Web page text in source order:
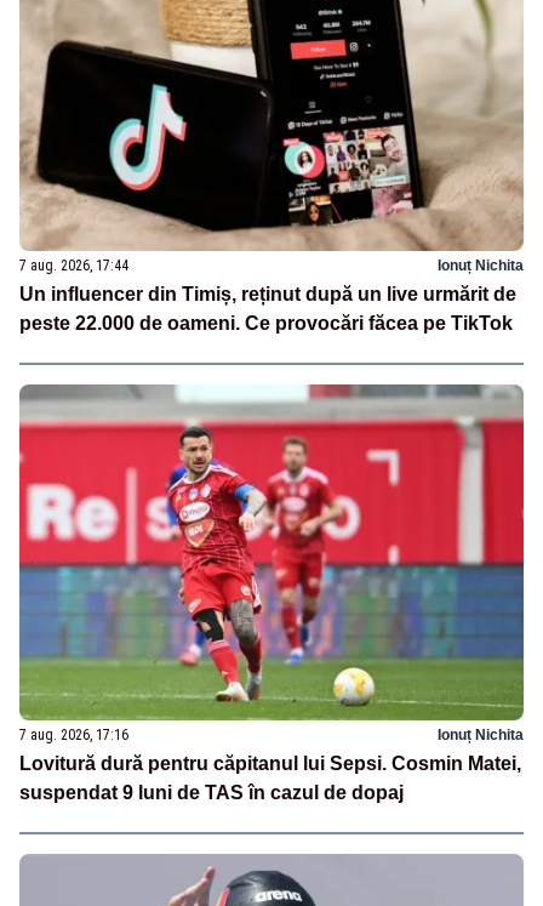
7 aug. 2026, 17:44 Ionuț Nichita
Un influencer din Timiș, reținut după un live urmărit de
peste 22.000 de oameni. Ce provocări făcea pe TikTok
7 aug. 2026, 17:16 Ionuț Nichita
Lovitură dură pentru căpitanul lui Sepsi. Cosmin Matei,
suspendat 9 luni de TAS în cazul de dopaj